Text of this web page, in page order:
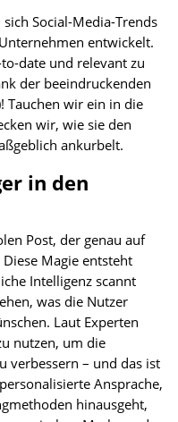
Social-Media-Trends
entwickelt.
date und relevant zu
der beeindruckenden
Tauchen wir ein in die
wir, wie sie den
ankurbelt.
in den
Post, der genau auf
Magie entsteht
Intelligenz scannt
was die Nutzer
Laut Experten
nutzen, um die
verbessern – und das ist
Ansprache,
hinausgeht,